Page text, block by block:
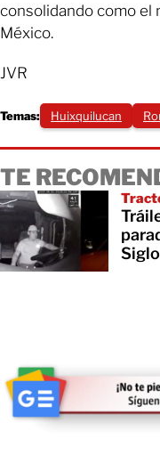
consolidando como el
México.
JVR
Temas: Huixquilucan
TE